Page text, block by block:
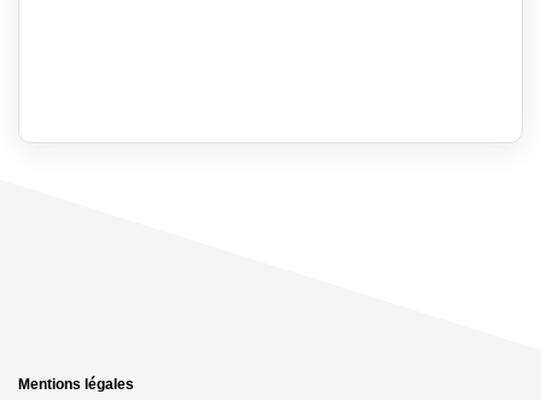
Mentions légales